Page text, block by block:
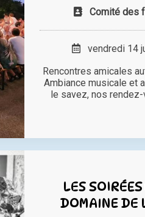
Comité des
vendredi 14
Rencontres amicales
Ambiance musicale et
le savez, nos
LES
DOMAINE DE